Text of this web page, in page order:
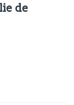
de
пленка